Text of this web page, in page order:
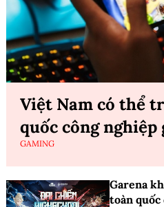
Việt Nam có thể
quốc công nghiệp
GAMING
Garena
toàn quốc